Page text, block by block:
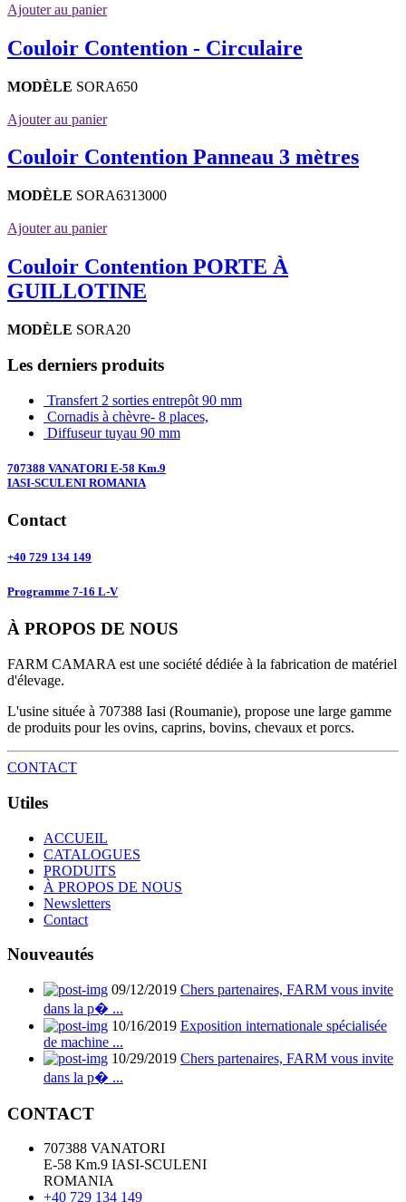
Ajouter au panier
Couloir Contention - Circulaire
MODÈLE SORA650
Ajouter au panier
Couloir Contention Panneau 3 mètres
MODÈLE SORA6313000
Ajouter au panier
Couloir Contention PORTE À
GUILLOTINE
MODÈLE SORA20
Les derniers produits
Transfert 2 sorties entrepôt 90 mm
Cornadis à chèvre- 8 places,
Diffuseur tuyau 90 mm
707388 VANATORI E-58 Km.9
IASI-SCULENI ROMANIA
Contact
+40 729 134 149
Programme 7-16 L-V
À PROPOS DE NOUS
FARM CAMARA est une société dédiée à la fabrication de matériel
d'élevage.
L'usine située à 707388 Iasi (Roumanie), propose une large gamme
de produits pour les ovins, caprins, bovins, chevaux et porcs.
CONTACT
Utiles
ACCUEIL
CATALOGUES
PRODUITS
À PROPOS DE NOUS
Newsletters
Contact
Nouveautés
09/12/2019 Chers partenaires, FARM vous invite
dans la p� ...
10/16/2019 Exposition internationale spécialisée
de machine ...
10/29/2019 Chers partenaires, FARM vous invite
dans la p� ...
CONTACT
707388 VANATORI
E-58 Km.9 IASI-SCULENI
ROMANIA
+40 729 134 149